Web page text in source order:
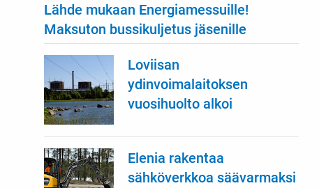
Lähde mukaan Energiamessuille!
Maksuton bussikuljetus jäsenille
Loviisan
ydinvoimalaitoksen
vuosihuolto alkoi
Elenia rakentaa
sähköverkkoa säävarmaksi